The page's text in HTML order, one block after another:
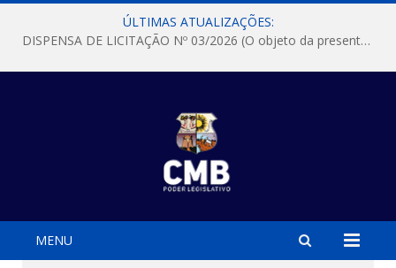
ÚLTIMAS ATUALIZAÇÕES:
DISPENSA DE LICITAÇÃO Nº 03/2026 (O objeto da presente dispensa é a escolha da proposta mais vantajosa para a aquisição, de aparelhos de ar condicionado, tipo Split, com material de instalação e fogão industrial, conforme condições, quantidades e exigências estabelecidas no termo de referencia e neste aviso de contratação direta e seus anexos)
MENU